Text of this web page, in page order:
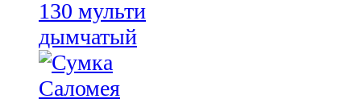
130 мульти
дымчатый